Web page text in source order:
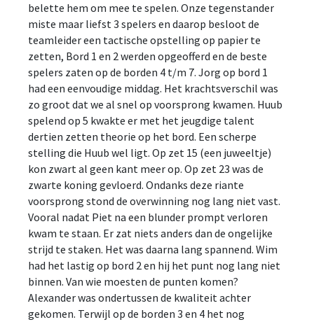
belette hem om mee te spelen. Onze tegenstander
miste maar liefst 3 spelers en daarop besloot de
teamleider een tactische opstelling op papier te
zetten, Bord 1 en 2 werden opgeofferd en de beste
spelers zaten op de borden 4 t/m 7. Jorg op bord 1
had een eenvoudige middag. Het krachtsverschil was
zo groot dat we al snel op voorsprong kwamen. Huub
spelend op 5 kwakte er met het jeugdige talent
dertien zetten theorie op het bord. Een scherpe
stelling die Huub wel ligt. Op zet 15 (een juweeltje)
kon zwart al geen kant meer op. Op zet 23 was de
zwarte koning gevloerd. Ondanks deze riante
voorsprong stond de overwinning nog lang niet vast.
Vooral nadat Piet na een blunder prompt verloren
kwam te staan. Er zat niets anders dan de ongelijke
strijd te staken. Het was daarna lang spannend. Wim
had het lastig op bord 2 en hij het punt nog lang niet
binnen. Van wie moesten de punten komen?
Alexander was ondertussen de kwaliteit achter
gekomen. Terwijl op de borden 3 en 4 het nog